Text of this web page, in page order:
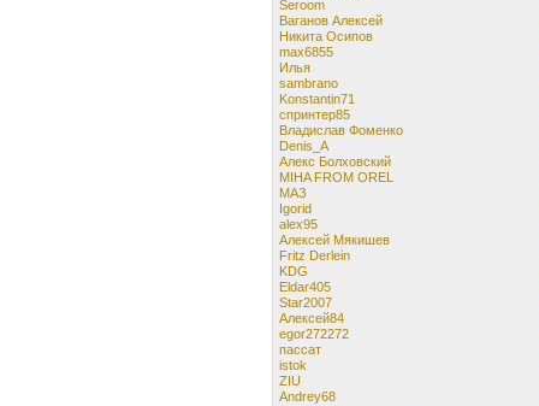
Seroom
Ваганов Алексей
Никита Осипов
max6855
Илья
sambrano
Konstantin71
спринтер85
Владислав Фоменко
Denis_A
Алекс Болховский
MIHA FROM OREL
МАЗ
Igorid
alex95
Алексей Мякишев
Fritz Derlein
KDG
Eldar405
Star2007
Алексей84
egor272272
пассат
istok
ZIU
Andrey68